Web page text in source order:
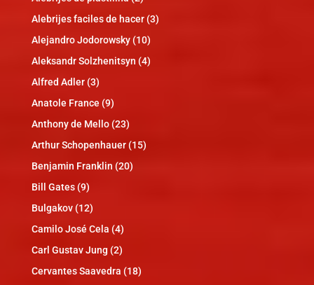
Alebrijes faciles de hacer(3)
Alejandro Jodorowsky(10)
Aleksandr Solzhenitsyn (4)
Alfred Adler(3)
Anatole France (9)
Anthony de Mello(23)
Arthur Schopenhauer(15)
Benjamin Franklin (20)
Bill Gates(9)
Bulgakov(12)
Camilo José Cela (4)
Carl Gustav Jung (2)
Cervantes Saavedra (18)